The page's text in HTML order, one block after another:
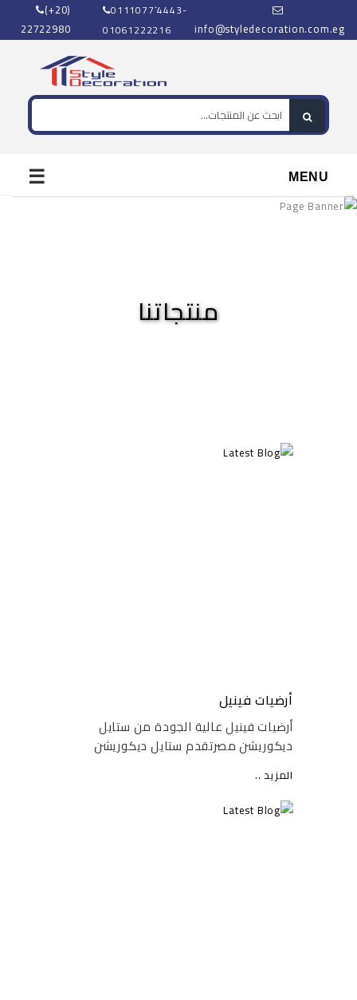
(+20)
22722980
0111077`4443-
01061222216
info@styledecoration.com.eg
MENU
☰
منتجاتنا
أرضيات فينيل
أرضيات فينيل عالية الجودة من ستايل
ديكوريشن مصرتقدم ستايل ديكوريشن
الأرضيات التجارية والسكنية الفاخرة منذ
عقود طويلة. تجمع...
المزيد ..